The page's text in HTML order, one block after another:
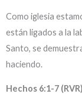
Como iglesia
están ligados a la
Santo, se
haciendo.
Hechos 6:1-7 (RVR)